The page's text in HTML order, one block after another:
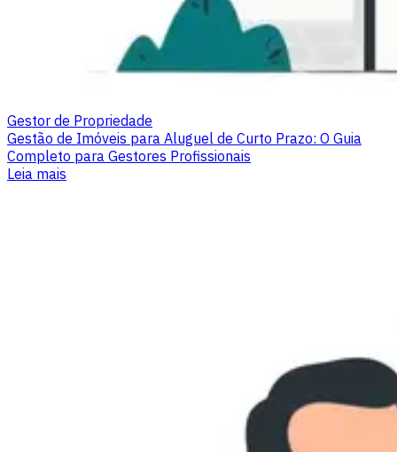
Gestor de Propriedade
Gestão de Imóveis para Aluguel de Curto Prazo: O Guia
Completo para Gestores Profissionais
Leia mais